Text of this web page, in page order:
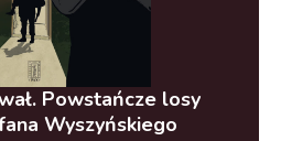
Powstańcze losy
Wyszyńskiego